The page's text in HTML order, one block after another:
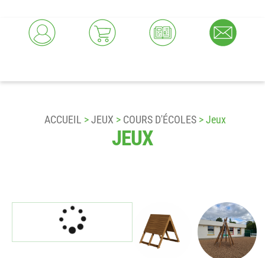
ACCUEIL >JEUX > COURS D'ÉCOLES > Jeux
JEUX